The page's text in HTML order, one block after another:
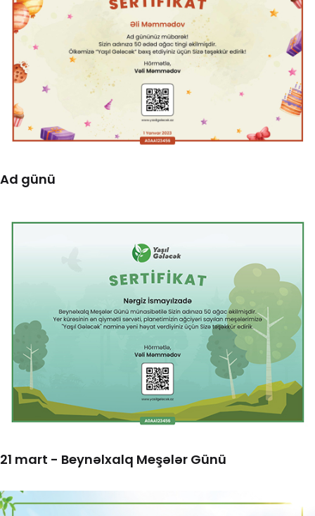
Ad günü
21 mart - Beynəlxalq Meşələr Günü